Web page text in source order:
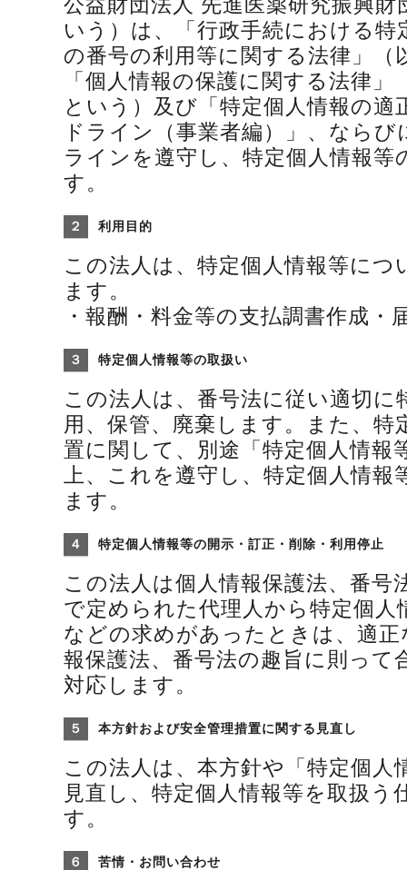
いう）は、「行政手続における
の番号の利用等に関する法律」（
「個人情報の保護に関する法律
という）及び「特定個人情報の
ドライン（事業者編）」、なら
ラインを遵守し、特定個人情報
す。
２ 利用目的
この法人は、特定個人情報等につ
ます。
・報酬・料金等の支払調書作成・
３ 特定個人情報等の取扱い
この法人は、番号法に従い適切に
用、保管、廃棄します。また、特
置に関して、別途「特定個人情報
上、これを遵守し、特定個人情
ます。
４ 特定個人情報等の開示・訂正・削除・利用停止
この法人は個人情報保護法、番号
で定められた代理人から特定個人
などの求めがあったときは、適
報保護法、番号法の趣旨に則って
対応します。
５ 本方針および安全管理措置に関する見直し
この法人は、本方針や「特定個人
見直し、特定個人情報等を取扱う
す。
６ 苦情・お問い合わせ